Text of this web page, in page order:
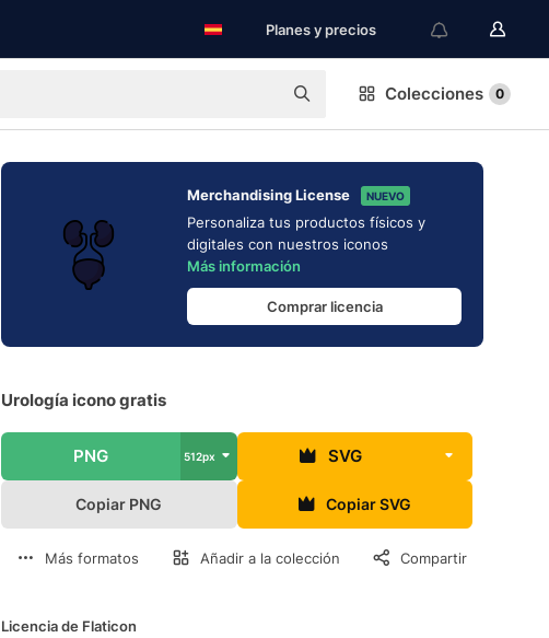
Planes y precios
Colecciones 0
Merchandising License NUEVO
Personaliza tus productos físicos y
digitales con nuestros iconos
Más información
Comprar licencia
Urología icono gratis
PNG 512px SVG
Copiar PNG Copiar SVG
Más formatos Añadir a la colección Compartir
Licencia de Flaticon